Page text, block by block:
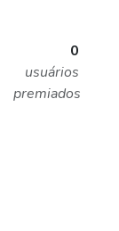
0
usuários
premiados